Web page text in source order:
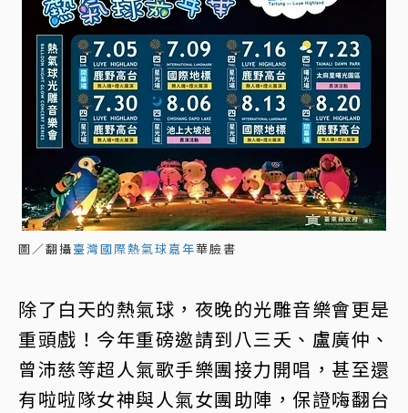
圖／翻攝臺灣國際熱氣球嘉年華臉書
除了白天的熱氣球，夜晚的光雕音樂會更是
重頭戲！今年重磅邀請到八三夭、盧廣仲、
曾沛慈等超人氣歌手樂團接力開唱，甚至還
有啦啦隊女神與人氣女團助陣，保證嗨翻台